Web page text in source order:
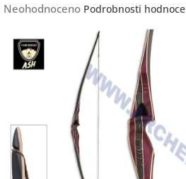
Průměrné
produktu
0,0
Neohodnoceno Podrobnosti